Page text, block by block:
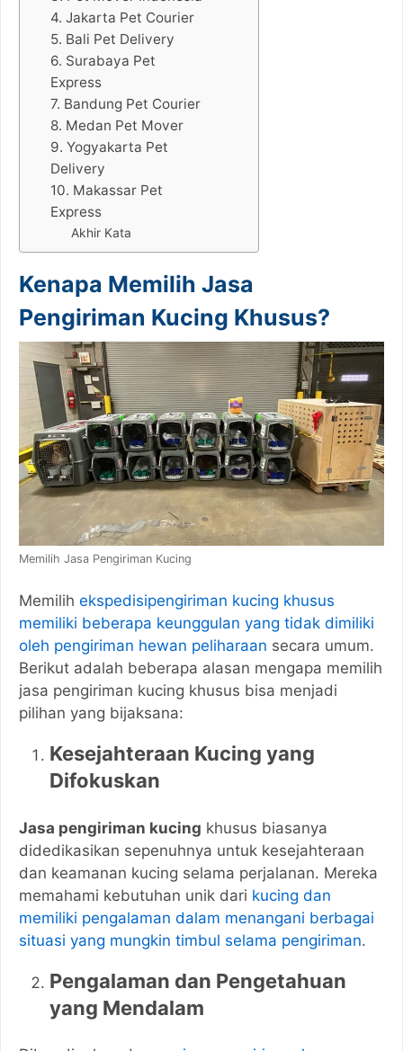
4. Jakarta Pet Courier
5. Bali Pet Delivery
6. Surabaya Pet
Express
7. Bandung Pet Courier
8. Medan Pet Mover
9. Yogyakarta Pet
Delivery
10. Makassar Pet
Express
Akhir Kata
Kenapa Memilih Jasa
Pengiriman Kucing Khusus?
Memilih Jasa Pengiriman Kucing
Memilih ekspedisipengiriman kucing khusus
memiliki beberapa keunggulan yang tidak dimiliki
oleh pengiriman hewan peliharaan secara umum.
Berikut adalah beberapa alasan mengapa memilih
jasa pengiriman kucing khusus bisa menjadi
pilihan yang bijaksana:
Kesejahteraan Kucing yang
Difokuskan
Jasa pengiriman kucing khusus biasanya
didedikasikan sepenuhnya untuk kesejahteraan
dan keamanan kucing selama perjalanan. Mereka
memahami kebutuhan unik dari kucing dan
memiliki pengalaman dalam menangani berbagai
situasi yang mungkin timbul selama pengiriman.
Pengalaman dan Pengetahuan
yang Mendalam